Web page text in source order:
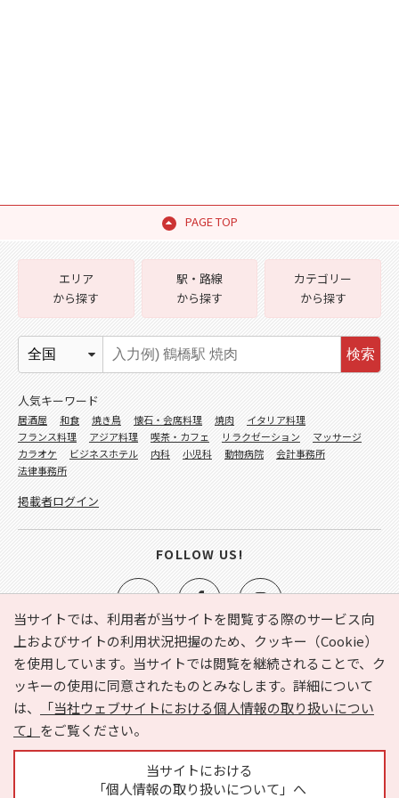
PAGE TOP
当サイトでは、利用者が当サイトを閲覧する際のサービス向
上およびサイトの利用状況把握のため、クッキー（Cookie）
を使用しています。当サイトでは閲覧を継続されることで、ク
ッキーの使用に同意されたものとみなします。詳細について
は、
「当社ウェブサイトにおける個人情報の取り扱いについ
て」 をご覧ください。
当サイトにおける
「個人情報の取り扱いについて」へ
e-NAVITA（イーナビタ）とは？ お気に入り
ヘルプ
利用規約
個人情報の取り扱いについて
運営会社
サイトマップ
広告掲載に関するお問い合わせ
エリア
から探す
駅・路線
から探す
カテゴリー
から探す
検索
人気キーワード
居酒屋 和食 焼き鳥 懐石・会席料理 焼肉
イタリア料理
フランス料理
アジア料理 喫茶・カフェ リラクゼーション
マッサージ
カラオケ
ビジネスホテル 内科 小児科 動物病院
会計事務所
法律事務所
掲載者ログイン
FOLLOW US!